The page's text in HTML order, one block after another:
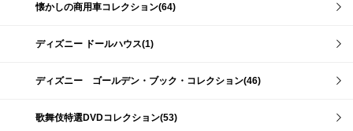
懐かしの商用車コレクション(64)
ディズニー ドールハウス(1)
ディズニー ゴールデン・ブック・コレクション(46)
歌舞伎特選DVDコレクション(53)